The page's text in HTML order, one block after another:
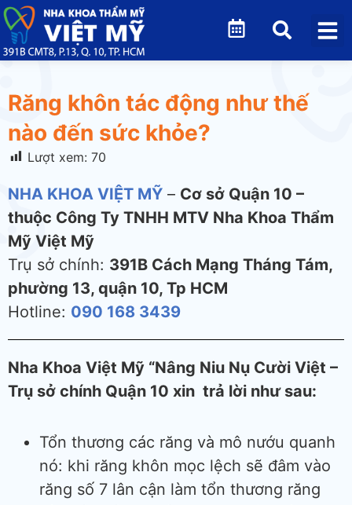
Răng khôn tác động như thế
nào đến sức khỏe?
Lượt xem: 70
NHA KHOA VIỆT MỸ – Cơ sở Quận 10 –
thuộc Công Ty TNHH MTV Nha Khoa Thẩm
Mỹ Việt Mỹ
Trụ sở chính: 391B Cách Mạng Tháng Tám,
phường 13, quận 10, Tp HCM
Hotline: 090 168 3439
Nha Khoa Việt Mỹ “Nâng Niu Nụ Cười Việt –
Trụ sở chính Quận 10 xin trả lời như sau:
Tổn thương các răng và mô nướu quanh
nó: khi răng khôn mọc lệch sẽ đâm vào
răng số 7 lân cận làm tổn thương răng